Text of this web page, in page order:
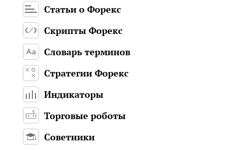
Статьи о Форекс
Скрипты Форекс
Словарь терминов
Стратегии Форекс
Индикаторы
Торговые роботы
Советники